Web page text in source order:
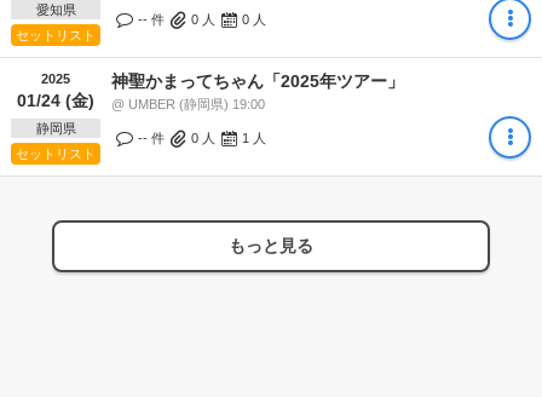
愛知県
セットリスト
-- 件 0 人 0 人
2025
01/24 (金)
静岡県
セットリスト
神聖かまってちゃん「2025年ツアー」
@ UMBER (静岡県) 19:00
-- 件 0 人 1 人
もっと見る